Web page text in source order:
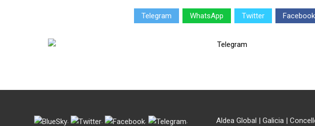
Telegram WhatsApp Twitter Facebook
. . . . Aldea Global Galicia|